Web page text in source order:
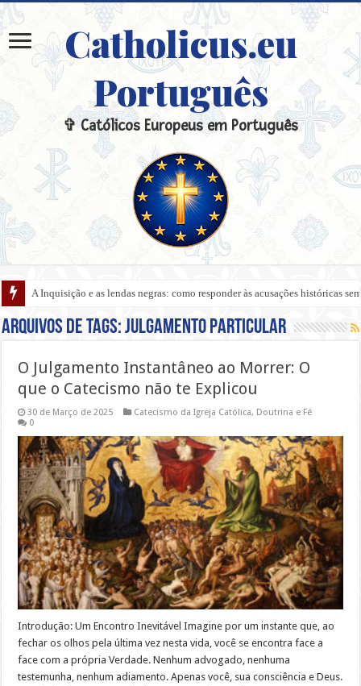
Catholicus.eu
Português
✞ Católicos Europeus em Português
A Inquisição e as lendas negras: como responder às acusações históricas
Arquivos de tags:Julgamento Particular
O Julgamento Instantâneo ao Morrer: O
que o Catecismo não te Explicou
30 de Março de 2025 Catecismo da Igreja Católica, Doutrina e Fé
0
Introdução: Um Encontro Inevitável Imagine por um instante que, ao
fechar os olhos pela última vez nesta vida, você se encontra face a
face com a própria Verdade. Nenhum advogado, nenhuma
testemunha, nenhum adiamento. Apenas você, sua consciência e Deus.